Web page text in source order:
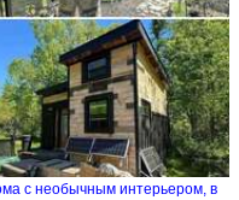
с необычным интерьером, в